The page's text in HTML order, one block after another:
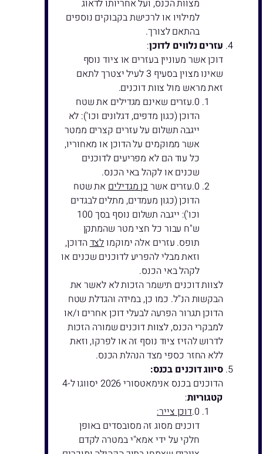
מצוות הכנס, ועל אחריותו לדאוג
למילויו או לרכישת בקבוקים נוספים
בהתאם לצורך.
עזרים נלווים לדוכן:
דוכן אשר מעוניין בעזרים או ציוד נוסף
שאינו מצוין בסעיף 3 לעיל יצטרך לתאם
זאת מראש מול צוות דוכנים.
עזרים שאינם מגדילים את שטח
הדוכן (כגון מדפים, דגלונים וכו'): לא
ייגבה תשלום על עזרים קצרים ממטר
אשר ממוקמים על הדוכן או מאחוריו,
כל עוד הם לא מפריעים לדוכנים
שכנים או לקהל באי הכנס.
עזרים אשרכן מגדיליםאת שטח
הדוכן (כגון מעמדים, מתלים לבגדים
וכו'): ייגבה תשלום נוסף בסך 100
ש"ח עבור כל חצי מטר שהמתקן
תופס. עזרים אלה ימוקמולצדהדוכן,
וזאת מבלי להפריע לדוכנים שכנים או
לקהל באי הכנס.
לצוות דוכנים תישמר הזכות לא לאשר את
הבקשות הנ"ל. כמו כן, במידה והגדלת שטח
הדוכן תגרור הפרעה לבעלי דוכן אחרים ו/או
למבקרי הכנס, לצוות דוכנים שמורה הזכות
לדרוש להזיז ציוד נוסף זה או לפרקו, וזאת
ללא החזר כספי מצד הנהלת הכנס.
סיווג דוכנים בכנס:
הדוכנים בכנס אנימאטסורי 2026 יסווגו ל-4
קטגוריות:
דוכן צייר:
דוכנים מסוג זה מסובסדים באופן
חלקי על ידי אמא"י במטרה לקדם